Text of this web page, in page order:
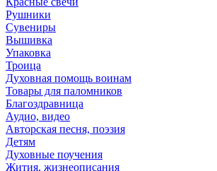
Рушники
Сувениры
Вышивка
Упаковка
Троица
Духовная помощь воинам
Товары для паломников
Благоздравница
Аудио, видео
Авторская песня, поэзия
Детям
Духовные поучения
Жития, жизнеописания